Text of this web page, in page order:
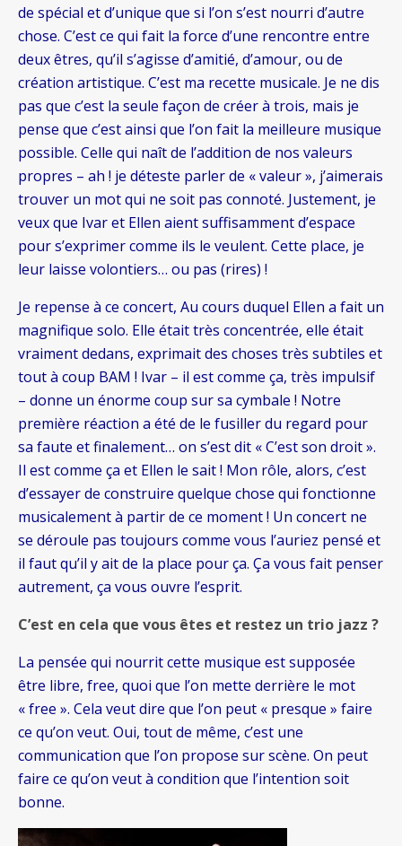
de spécial et d’unique que si l’on s’est nourri d’autre
chose. C’est ce qui fait la force d’une rencontre entre
deux êtres, qu’il s’agisse d’amitié, d’amour, ou de
création artistique. C’est ma recette musicale. Je ne dis
pas que c’est la seule façon de créer à trois, mais je
pense que c’est ainsi que l’on fait la meilleure musique
possible. Celle qui naît de l’addition de nos valeurs
propres – ah ! je déteste parler de « valeur », j’aimerais
trouver un mot qui ne soit pas connoté. Justement, je
veux que Ivar et Ellen aient suffisamment d’espace
pour s’exprimer comme ils le veulent. Cette place, je
leur laisse volontiers… ou pas (rires) !
Je repense à ce concert, Au cours duquel Ellen a fait un
magnifique solo. Elle était très concentrée, elle était
vraiment dedans, exprimait des choses très subtiles et
tout à coup BAM ! Ivar – il est comme ça, très impulsif
– donne un énorme coup sur sa cymbale ! Notre
première réaction a été de le fusiller du regard pour
sa faute et finalement… on s’est dit « C’est son droit ».
Il est comme ça et Ellen le sait ! Mon rôle, alors, c’est
d’essayer de construire quelque chose qui fonctionne
musicalement à partir de ce moment ! Un concert ne
se déroule pas toujours comme vous l’auriez pensé et
il faut qu’il y ait de la place pour ça. Ça vous fait penser
autrement, ça vous ouvre l’esprit.
C’est en cela que vous êtes et restez un trio jazz ?
La pensée qui nourrit cette musique est supposée
être libre, free, quoi que l’on mette derrière le mot
« free ». Cela veut dire que l’on peut « presque » faire
ce qu’on veut. Oui, tout de même, c’est une
communication que l’on propose sur scène. On peut
faire ce qu’on veut à condition que l’intention soit
bonne.